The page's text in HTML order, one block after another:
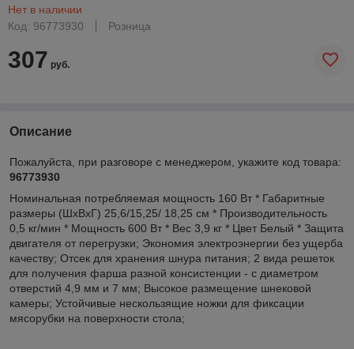
Нет в наличии
Код: 96773930
Розница
307 руб.
Описание
Пожалуйста, при разговоре с менеджером, укажите код товара:
96773930
Номинальная потребляемая мощность 160 Вт * Габаритные
размеры (ШxВxГ) 25,6/15,25/ 18,25 см * Производительность
0,5 кг/мин * Мощность 600 Вт * Вес 3,9 кг * Цвет Белый * Защита
двигателя от перегрузки; Экономия электроэнергии без ущерба
качеству; Отсек для хранения шнура питания; 2 вида решеток
для получения фарша разной консистенции - с диаметром
отверстий 4,9 мм и 7 мм; Высокое размещение шнековой
камеры; Устойчивые нескользящие ножки для фиксации
мясорубки на поверхности стола;